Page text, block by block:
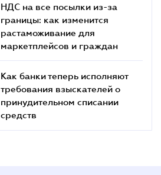
НДС на все посылки из-за
границы: как изменится
растаможивание для
маркетплейсов и граждан
Как банки теперь исполняют
требования взыскателей о
принудительном списании
средств